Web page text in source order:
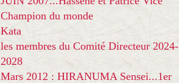
Champion du monde
Kata
les membres du Comité Directeur 2024-
2028
Mars 2012 : HIRANUMA Sensei...1er